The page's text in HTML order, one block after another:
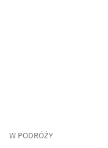
W PODRÓŻY